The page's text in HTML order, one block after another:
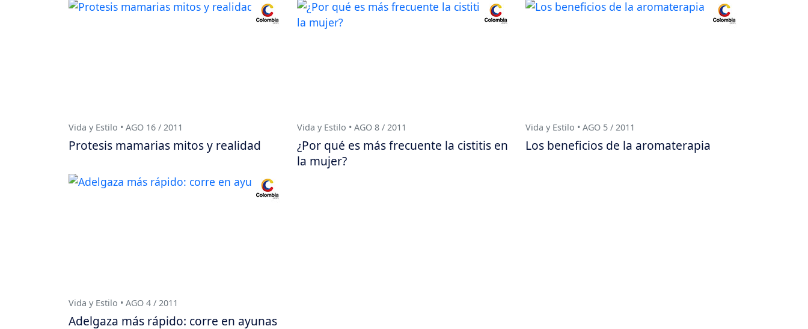
Vida y Estilo • AGO 16 / 2011
Protesis mamarias mitos y realidad
Vida y Estilo • AGO 8 / 2011
¿Por qué es más frecuente la cistitis en
la mujer?
Vida y Estilo • AGO 5 / 2011
Los beneficios de la aromaterapia
Vida y Estilo • AGO 4 / 2011
Adelgaza más rápido: corre en ayunas